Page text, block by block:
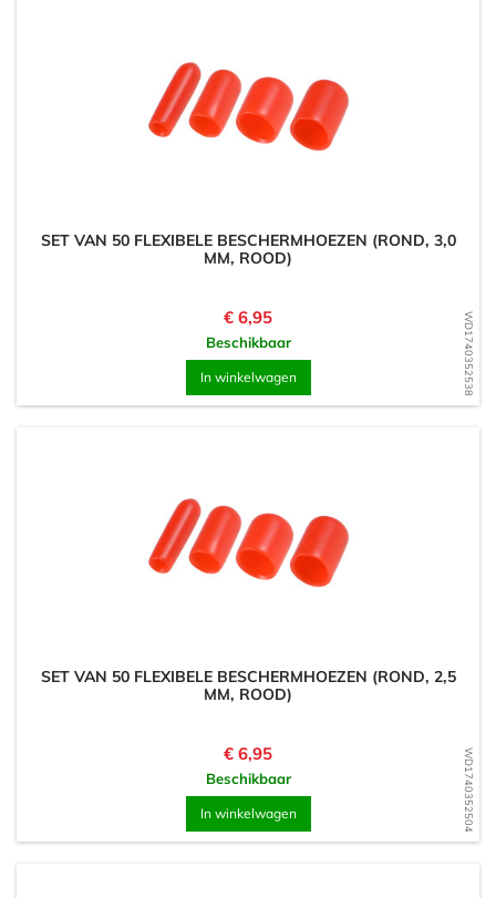
WD1740352538
SET VAN 50 FLEXIBELE BESCHERMHOEZEN (ROND, 3,0
MM, ROOD)
Prijs
€ 6,95
Beschikbaar
In winkelwagen
WD1740352504
SET VAN 50 FLEXIBELE BESCHERMHOEZEN (ROND, 2,5
MM, ROOD)
Prijs
€ 6,95
Beschikbaar
In winkelwagen